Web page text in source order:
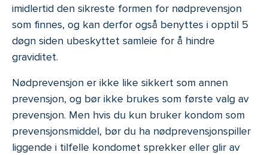
imidlertid den sikreste formen for nødprevensjon
som finnes, og kan derfor også benyttes i opptil 5
døgn siden ubeskyttet samleie for å hindre
graviditet.
Nødprevensjon er ikke like sikkert som annen
prevensjon, og bør ikke brukes som første valg av
prevensjon. Men hvis du kun bruker kondom som
prevensjonsmiddel, bør du ha nødprevensjonspiller
liggende i tilfelle kondomet sprekker eller glir av